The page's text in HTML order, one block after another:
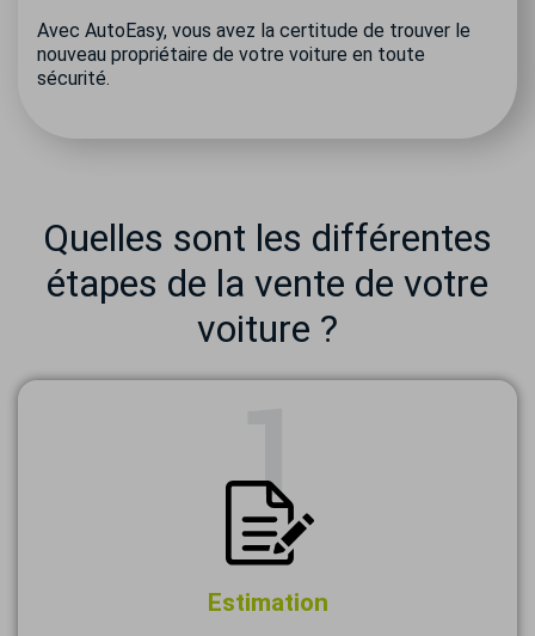
Avec AutoEasy, vous avez la certitude de trouver le
nouveau propriétaire de votre voiture en toute
sécurité.
Quelles sont les différentes
étapes de la vente de votre
voiture ?
Estimation